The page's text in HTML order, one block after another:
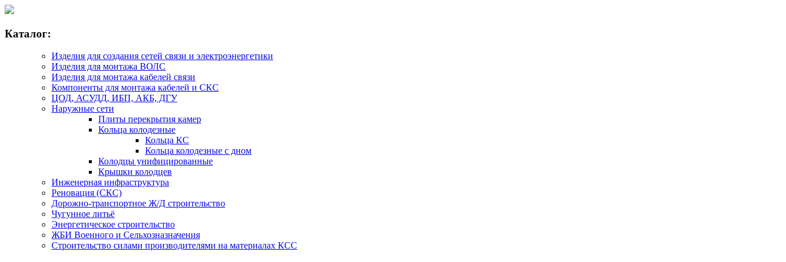
Каталог:
Изделия для создания сетей связи и электроэнергетики
Изделия для монтажа ВОЛС
Изделия для монтажа кабелей связи
Компоненты для монтажа кабелей и СКС
ЦОД, АСУДД, ИБП, АКБ, ДГУ
Наружные сети
Плиты перекрытия камер
Кольца колодезные
Кольца КС
Кольца колодезные с дном
Колодцы унифицированные
Крышки колодцев
Инженерная инфраструктура
Реновация (СКС)
Дорожно-транспортное Ж/Д строительство
Чугунное литьё
Энергетическое строительство
ЖБИ Военного и Сельхозназначения
Строительство силами производителями на материалах КСС